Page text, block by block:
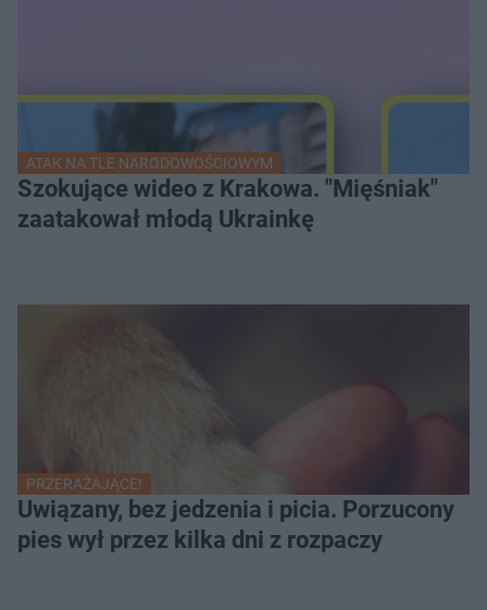
ATAK NA TLE NARODOWOŚCIOWYM
Szokujące wideo z Krakowa. "Mięśniak"
zaatakował młodą Ukrainkę
PRZERAŻAJĄCE!
Uwiązany, bez jedzenia i picia. Porzucony
pies wył przez kilka dni z rozpaczy